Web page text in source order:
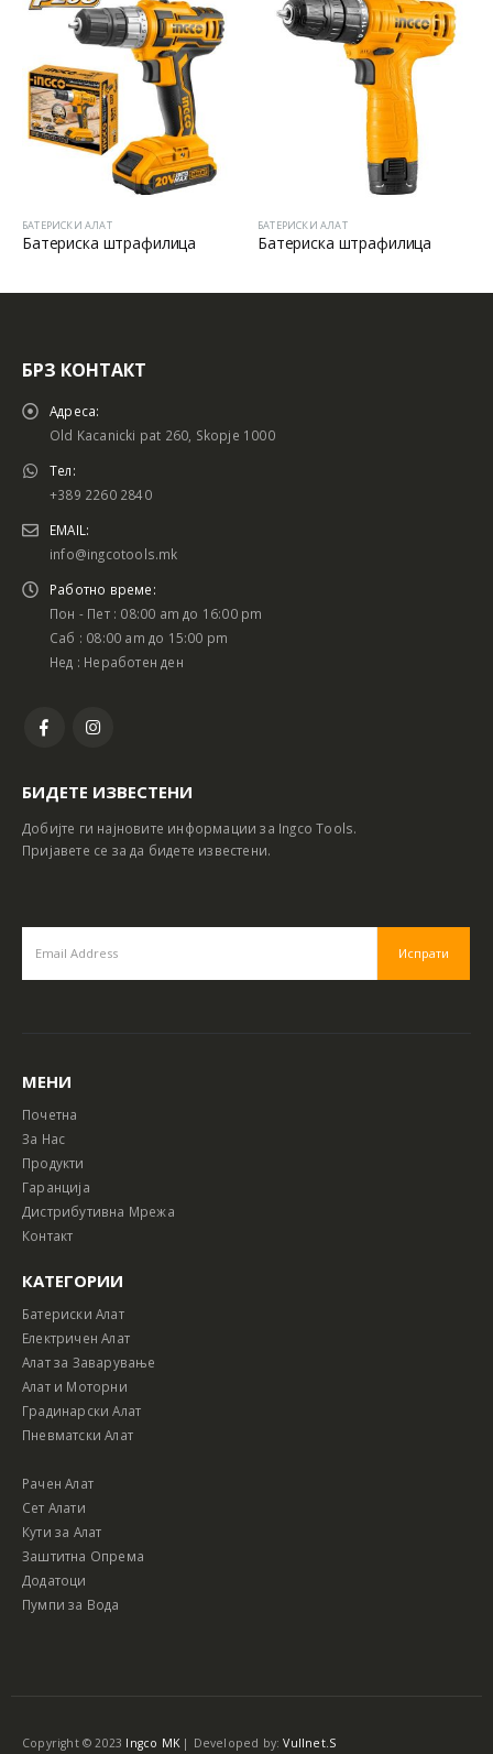
АЛАТ
штрафилица
БАТЕРИСКИ АЛАТ
Батериска штрафилица
БРЗ КОНТАКТ
Адреса:
Old Kacanicki pat 260, Skopje 1000
Тел:
+389 2260 2840
EMAIL:
info@ingcotools.mk
Работно време:
Пон - Пет : 08:00 am до 16:00 pm
Саб : 08:00 am до 15:00 pm
Нед : Неработен ден
БИДЕТЕ ИЗВЕСТЕНИ
Добијте ги најновите информации за Ingco Tools.
Пријавете се за да бидете известени.
МЕНИ
Почетна
За Нас
Продукти
Гаранција
Дистрибутивна Мрежа
Контакт
КАТЕГОРИИ
Батериски Алат
Електричен Алат
Алат за Заварување
Алат и Моторни
Градинарски Алат
Пневматски Алат
Рачен Алат
Сет Алати
Кути за Алат
Заштитна Опрема
Додатоци
Пумпи за Вода
Copyright © 2023 Ingco MK | Developed by:Vullnet.S